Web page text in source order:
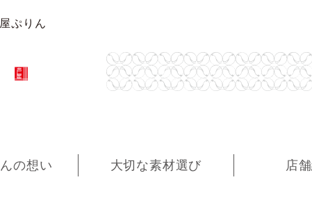
ぷりん
の想い 大切な素材選び 店